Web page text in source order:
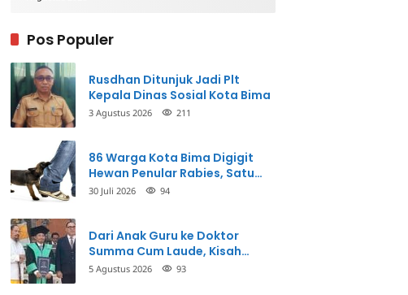
Pos Populer
Rusdhan Ditunjuk Jadi Plt
Kepala Dinas Sosial Kota Bima
3 Agustus 2026 211
86 Warga Kota Bima Digigit
Hewan Penular Rabies, Satu
Korban Meninggal Dunia
30 Juli 2026 94
Dari Anak Guru ke Doktor
Summa Cum Laude, Kisah
Taman Firdaus Menginspirasi
5 Agustus 2026 93